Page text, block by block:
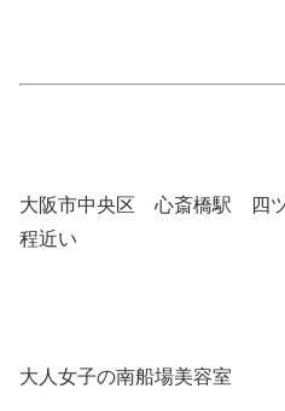
大阪市中央区 心斎橋駅 四
程近い
大人女子の南船場美容室